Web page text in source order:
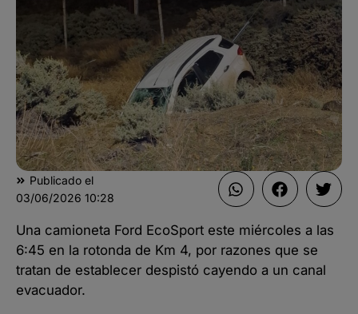
Publicado el
03/06/2026 10:28
Una camioneta Ford EcoSport este miércoles a las
6:45 en la rotonda de Km 4, por razones que se
tratan de establecer despistó cayendo a un canal
evacuador.